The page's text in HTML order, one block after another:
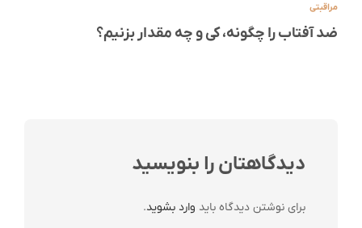
مراقبتی
ضد آفتاب را چگونه، کی و چه مقدار بزنیم؟
دیدگاهتان را بنویسید
برای نوشتن دیدگاه باید وارد بشوید.